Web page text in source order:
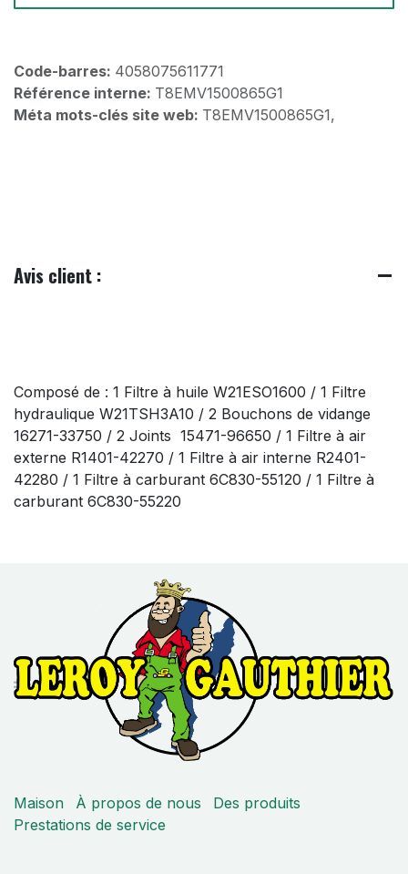
Code-barres: 4058075611771
Référence interne: T8EMV1500865G1
Méta mots-clés site web: T8EMV1500865G1,
Avis client :
Composé de : 1 Filtre à huile W21ESO1600 / 1 Filtre
hydraulique W21TSH3A10 / 2 Bouchons de vidange
16271-33750 / 2 Joints 15471-96650 / 1 Filtre à air
externe R1401-42270 / 1 Filtre à air interne R2401-
42280 / 1 Filtre à carburant 6C830-55120 / 1 Filtre à
carburant 6C830-55220
Maison À propos de nous
Des produits
Prestations de service